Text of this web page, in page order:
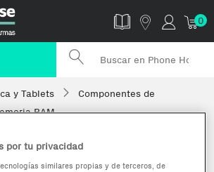
0
y Tablets
Componentes de
RAM
por tu privacidad
similares propias y de terceros, de